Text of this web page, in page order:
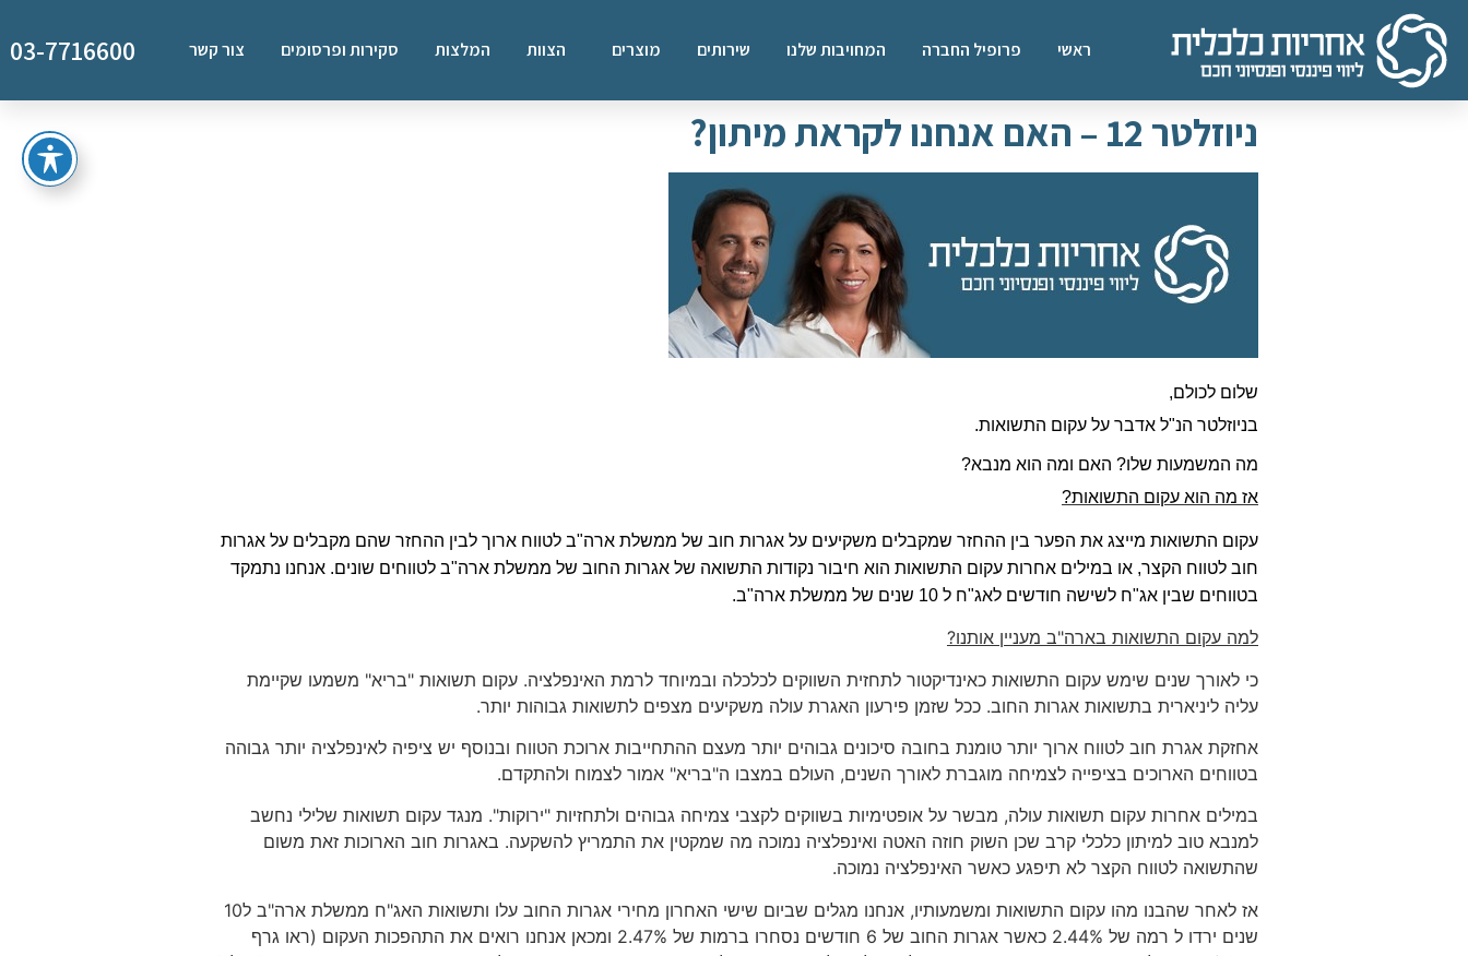
ראשי פרופיל החברה המחויבות שלנו שירותים מוצרים הצוות המלצות סקירות ופרסומים צור קשר 03-7716600
ניוזלטר 12 – האם אנחנו לקראת מיתון?
שלום לכולם,
בניוזלטר הנ"ל אדבר על עקום התשואות.
מה המשמעות שלו? האם ומה הוא מנבא?
אז מה הוא עקום התשואות?
עקום התשואות מייצג את הפער בין ההחזר שמקבלים משקיעים על אגרות חוב של ממשלת ארה"ב לטווח ארוך לבין ההחזר שהם מקבלים על אגרות
חוב לטווח הקצר, או במילים אחרות עקום התשואות הוא חיבור נקודות התשואה של אגרות החוב של ממשלת ארה"ב לטווחים שונים. אנחנו נתמקד
בטווחים שבין אג"ח לשישה חודשים לאג"ח ל 10 שנים של ממשלת ארה"ב
.
למה עקום התשואות בארה"ב מעניין אותנו?
כי לאורך שנים שימש עקום התשואות כאינדיקטור לתחזית השווקים לכלכלה ובמיוחד לרמת האינפלציה. עקום תשואות "בריא" משמעו שקיימת
עליה ליניארית בתשואות אגרות החוב. ככל שזמן פירעון האגרת עולה משקיעים מצפים לתשואות גבוהות יותר.
אחזקת אגרת חוב לטווח ארוך יותר טומנת בחובה סיכונים גבוהים יותר מעצם ההתחייבות ארוכת הטווח ובנוסף יש ציפיה לאינפלציה יותר גבוהה
בטווחים הארוכים בציפייה לצמיחה מוגברת לאורך השנים, העולם במצבו ה"בריא" אמור לצמוח ולהתקדם.
במילים אחרות עקום תשואות עולה, מבשר על אופטימיות בשווקים לקצבי צמיחה גבוהים ולתחזיות "ירוקות". מנגד עקום תשואות שלילי נחשב
למנבא טוב למיתון כלכלי קרב שכן השוק חוזה האטה ואינפלציה נמוכה מה שמקטין את התמריץ להשקעה. באגרות חוב הארוכות זאת משום
שהתשואה לטווח הקצר לא תיפגע כאשר האינפלציה נמוכה.
אז לאחר שהבנו מהו עקום התשואות ומשמעותיו, אנחנו מגלים שביום שישי האחרון מחירי אגרות החוב עלו ותשואות האג"ח ממשלת ארה"ב ל10
שנים ירדו ל רמה של 2.44% כאשר אגרות החוב של 6 חודשים נסחרו ברמות של 2.47% ומכאן אנחנו רואים את התהפכות העקום (ראו גרף